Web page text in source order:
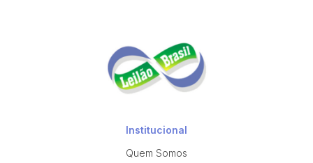
Institucional
Quem Somos